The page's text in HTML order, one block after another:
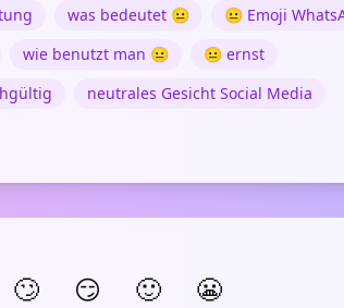
was bedeutet 😐
😐 Emoji
wie benutzt man 😐
😐 ernst
neutrales Gesicht Social Media
🙄 😏 🙂 😬